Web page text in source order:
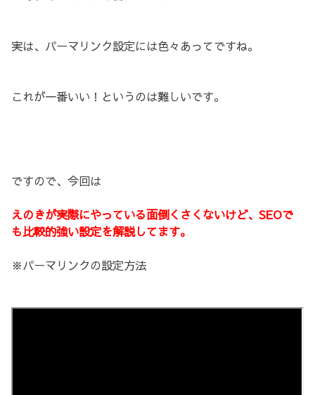
実は、パーマリンク設定には色々あってですね。
これが一番いい！というのは難しいです。
ですので、今回は
えのきが実際にやっている面倒くさくないけど、SEOで
も比較的強い設定を解説してます。
※パーマリンクの設定方法